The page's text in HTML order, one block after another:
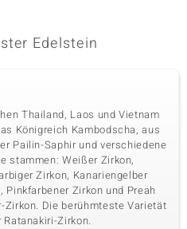
Edelstein
Thailand, Laos und Vietnam
Königreich Kambodscha, aus
Pailin-Saphir und verschiedene
stammen: Weißer Zirkon,
Zirkon, Kanariengelber
Pinkfarbener Zirkon und Preah
Zirkon. Die berühmteste Varietät
Ratanakiri-Zirkon.